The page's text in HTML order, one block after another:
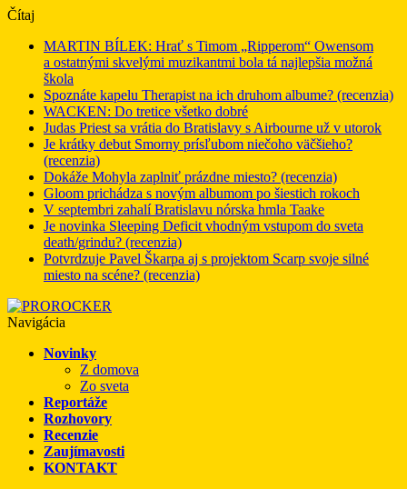
Čítaj
MARTIN BÍLEK: Hrať s Timom „Ripperom“ Owensom
a ostatnými skvelými muzikantmi bola tá najlepšia možná
škola
Spoznáte kapelu Therapist na ich druhom albume? (recenzia)
WACKEN: Do tretice všetko dobré
Judas Priest sa vrátia do Bratislavy s Airbourne už v utorok
Je krátky debut Smorny prísľubom niečoho väčšieho?
(recenzia)
Dokáže Mohyla zaplniť prázdne miesto? (recenzia)
Gloom prichádza s novým albumom po šiestich rokoch
V septembri zahalí Bratislavu nórska hmla Taake
Je novinka Sleeping Deficit vhodným vstupom do sveta
death/grindu? (recenzia)
Potvrdzuje Pavel Škarpa aj s projektom Scarp svoje silné
miesto na scéne? (recenzia)
Navigácia
Novinky
Z domova
Zo sveta
Reportáže
Rozhovory
Recenzie
Zaujímavosti
KONTAKT